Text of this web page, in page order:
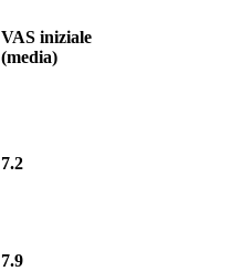
VAS iniziale
(media)
7.2
7.9